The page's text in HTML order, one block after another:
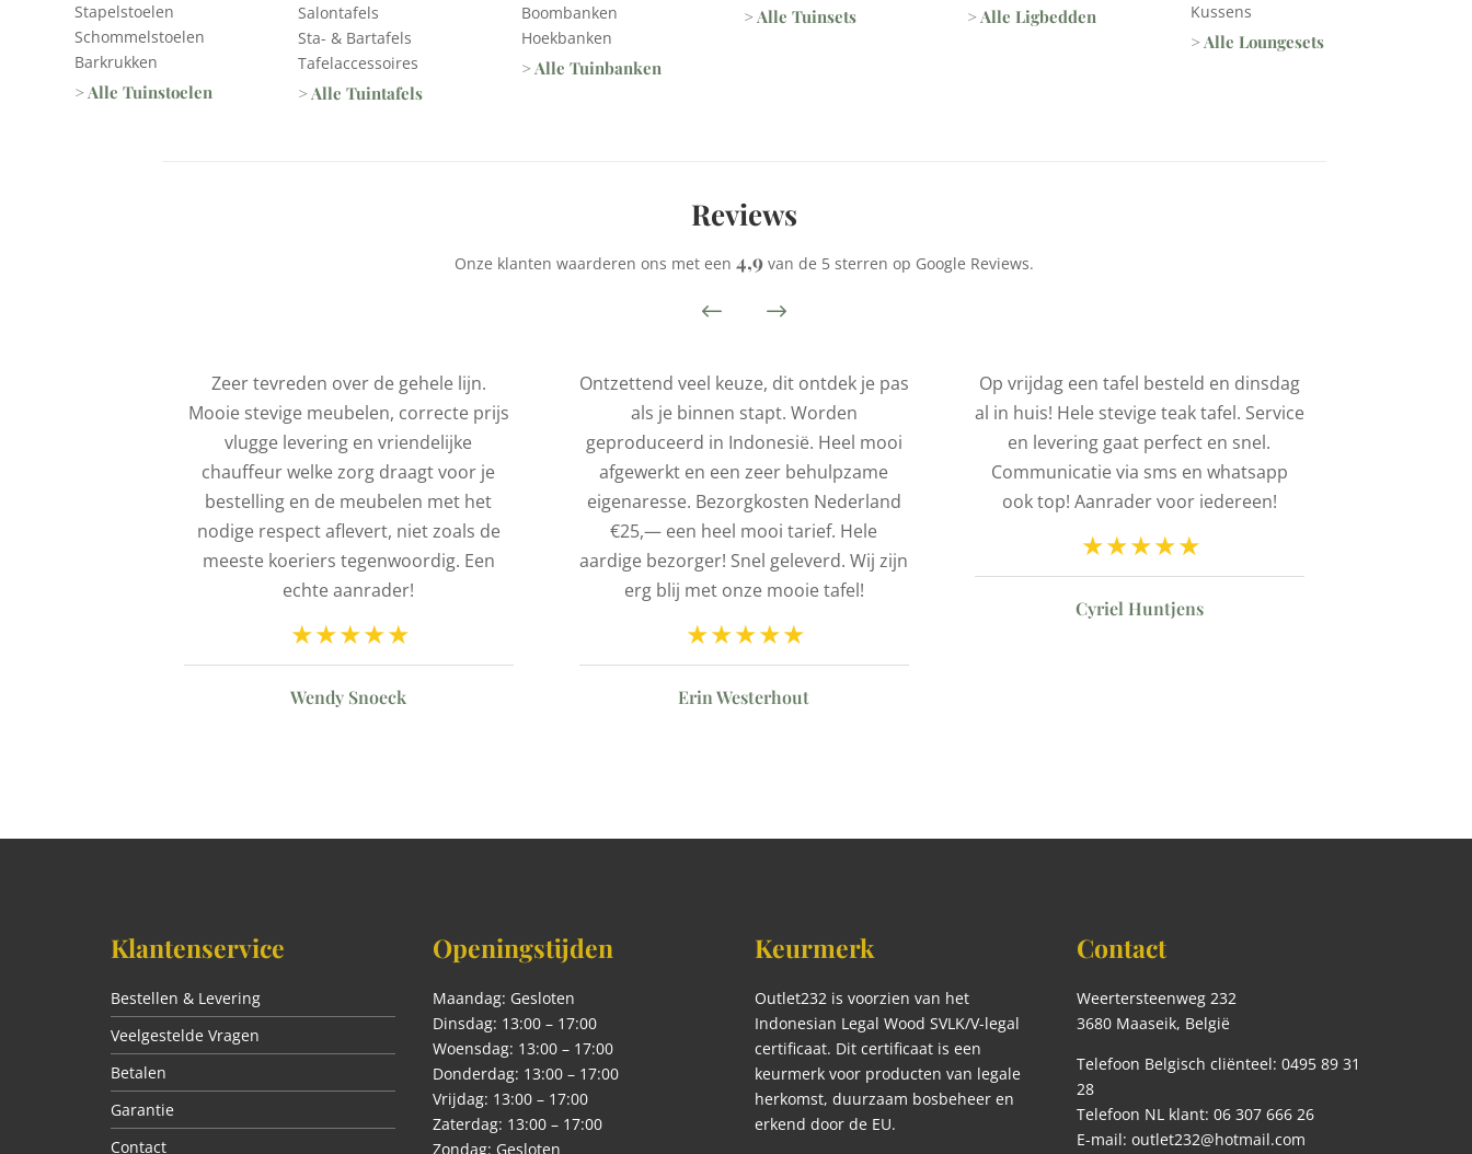
Stapelstoelen
Schommelstoelen
Barkrukken
> Alle Tuinstoelen
Salontafels
Sta- & Bartafels
Tafelaccessoires
> Alle Tuintafels
Boombanken
Hoekbanken
> Alle Tuinbanken
> Alle Tuinsets > Alle Ligbedden
Kussens
> Alle Loungesets
Reviews
Onze klanten waarderen ons met een 4,9 van de 5 sterren op Google Reviews.
Zeer tevreden over de gehele lijn.
Mooie stevige meubelen, correcte prijs
vlugge levering en vriendelijke
chauffeur welke zorg draagt voor je
bestelling en de meubelen met het
nodige respect aflevert, niet zoals de
meeste koeriers tegenwoordig. Een
echte aanrader!
Wendy Snoeck
Ontzettend veel keuze, dit ontdek je pas
als je binnen stapt. Worden
geproduceerd in Indonesië. Heel mooi
afgewerkt en een zeer behulpzame
eigenaresse. Bezorgkosten Nederland
€25,— een heel mooi tarief. Hele
aardige bezorger! Snel geleverd. Wij zijn
erg blij met onze mooie tafel!
Erin Westerhout
Op vrijdag een tafel besteld en dinsdag
al in huis! Hele stevige teak tafel. Service
en levering gaat perfect en snel.
Communicatie via sms en whatsapp
ook top! Aanrader voor iedereen!
Cyriel Huntjens
Klantenservice
Bestellen & Levering
Veelgestelde Vragen
Betalen
Garantie
Contact
Openingstijden
Maandag: Gesloten
Dinsdag: 13:00 – 17:00
Woensdag: 13:00 – 17:00
Donderdag: 13:00 – 17:00
Vrijdag: 13:00 – 17:00
Zaterdag: 13:00 – 17:00
Zondag: Gesloten
Keurmerk
Outlet232 is voorzien van het
Indonesian Legal Wood SVLK/V-legal
certificaat. Dit certificaat is een
keurmerk voor producten van legale
herkomst, duurzaam bosbeheer en
erkend door de EU.
Contact
Weertersteenweg 232
3680 Maaseik, België
Telefoon Belgisch cliënteel: 0495 89 31
28
Telefoon NL klant: 06 307 666 26
E-mail: outlet232@hotmail.com